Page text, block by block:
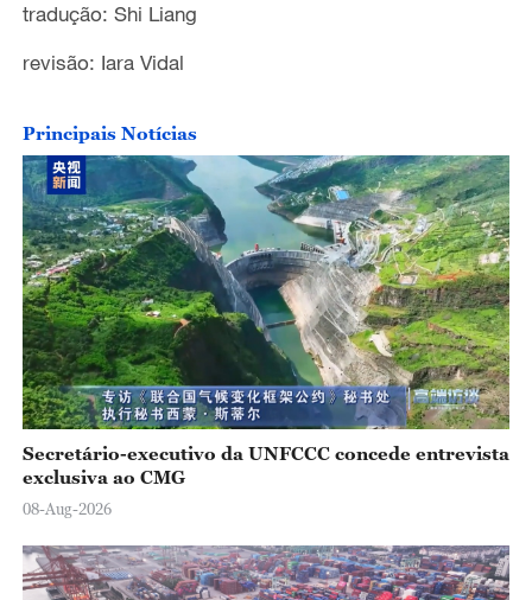
tradução: Shi Liang
revisão: Iara Vidal
Principais Notícias
Secretário-executivo da UNFCCC concede entrevista
exclusiva ao CMG
08-Aug-2026